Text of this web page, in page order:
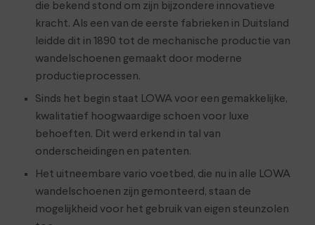
die bekend stond om zijn bijzondere innovatieve
kracht. Als een van de eerste fabrieken in Duitsland
leidde dit in 1890 tot de mechanische productie van
wandelschoenen gemaakt door moderne
productieprocessen.
Sinds het begin staat LOWA voor een gemakkelijke,
kwalitatief hoogwaardige schoen voor luxe
behoeften. Dit werd erkend in tal van
onderscheidingen en patenten.
Het uitneembare vario voetbed, die nu in alle LOWA
wandelschoenen zijn gemonteerd, staan de
mogelijkheid voor het gebruik van eigen steunzolen